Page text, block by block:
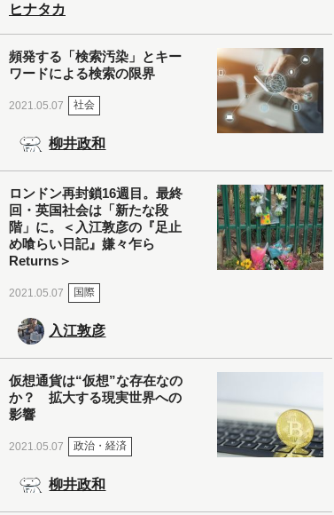
ヒナタカ
頻発する「検索汚染」とキー
ワードによる検索の限界
2021.05.07 社会
柳井政和
ロンドン再封鎖16週目。最終
回・英国社会は「新たな段
階」に。＜入江敦彦の『足止
め喰らい日記』嫌々乍ら
Returns＞
2021.05.07 国際
入江敦彦
仮想通貨は“仮想”な存在なの
か？ 拡大する現実世界への
影響
2021.05.07 政治・経済
柳井政和